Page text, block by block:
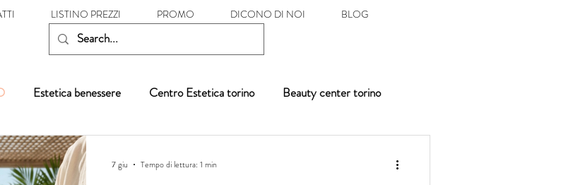
LISTINO PREZZI PROMO DICONO DI NOI BLOG
Estetica benessere Centro Estetica torino Beauty center torino
7 giu Tempo di lettura: 1 min